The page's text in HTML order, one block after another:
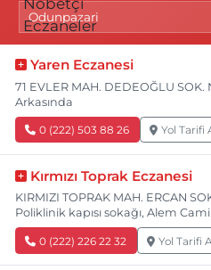
Yaren Eczanesi
71 EVLER MAH. DEDEOĞLU
Arkasında
0 (222) 503 88 26 Yol Tarifi
Kırmızı Toprak Eczanesi
KIRMIZI TOPRAK MAH. ERCAN
Poliklinik kapısı sokağı, Alem Cami
0 (222) 226 22 32 Yol Tarifi